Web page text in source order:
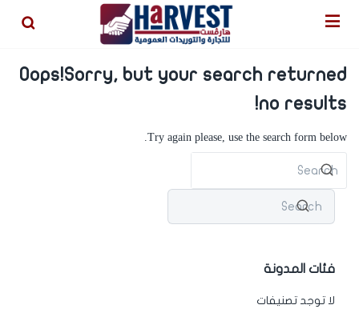
Oops!Sorry, but your search returned
no results!
Try again please, use the search form below.
فئات المدونة
لا توجد تصنيفات